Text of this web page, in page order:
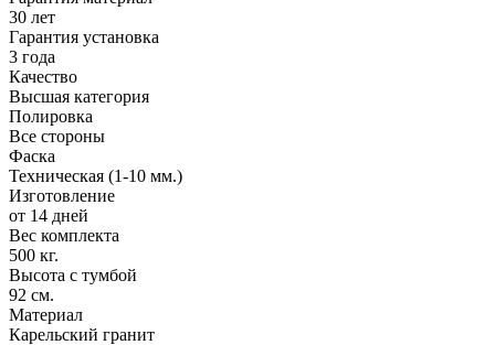
30 лет
Гарантия установка
3 года
Качество
Высшая категория
Полировка
Все стороны
Фаска
Техническая (1-10 мм.)
Изготовление
от 14 дней
Вес комплекта
500 кг.
Высота с тумбой
92 см.
Материал
Карельский гранит